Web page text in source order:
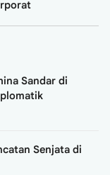
Sandar di
Senjata di